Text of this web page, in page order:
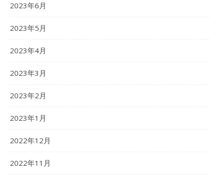
2023年6月
2023年5月
2023年4月
2023年3月
2023年2月
2023年1月
2022年12月
2022年11月